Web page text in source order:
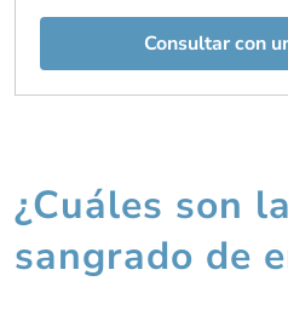
Consultar con
¿Cuáles son
sangrado de